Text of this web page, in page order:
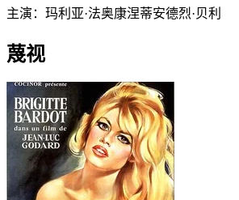
主演： 玛利亚·法奥康涅蒂安德烈·贝利
蔑视